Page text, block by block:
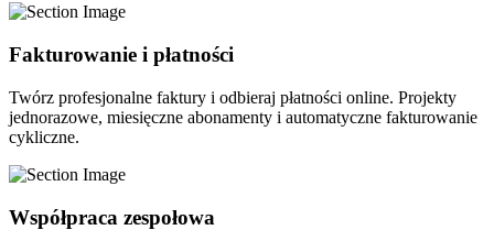
Fakturowanie i płatności
Twórz profesjonalne faktury i odbieraj płatności online. Projekty
jednorazowe, miesięczne abonamenty i automatyczne fakturowanie
cykliczne.
Współpraca zespołowa